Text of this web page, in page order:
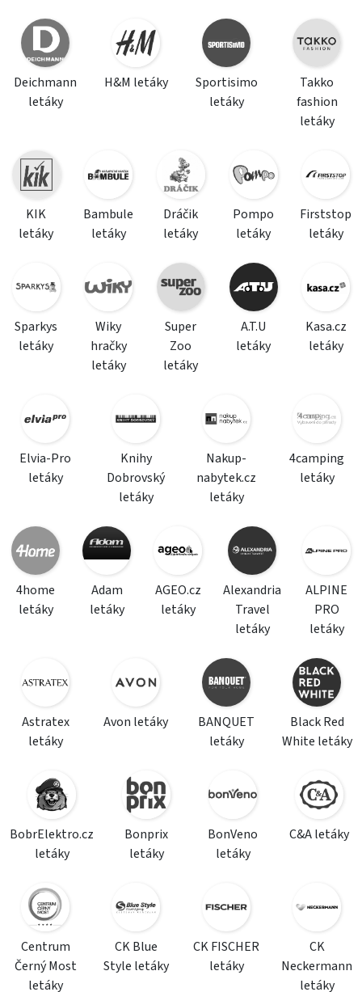
Deichmann
letáky
H&M letáky
Sportisimo
letáky
Takko
fashion
letáky
KIK
letáky
Bambule
letáky
Dráčik
letáky
Pompo
letáky
Firststop
letáky
Sparkys
letáky
Wiky
hračky
letáky
Super
Zoo
letáky
A.T.U
letáky
Kasa.cz
letáky
Elvia-Pro
letáky
Knihy
Dobrovský
letáky
Nakup-
nabytek.cz
letáky
4camping
letáky
4home
letáky
Adam
letáky
AGEO.cz
letáky
Alexandria
Travel
letáky
ALPINE
PRO
letáky
Astratex
letáky
Avon letáky
BANQUET
letáky
Black Red
White letáky
BobrElektro.cz
letáky
Bonprix
letáky
BonVeno
letáky
C&A letáky
Centrum
Černý Most
letáky
CK Blue
Style letáky
CK FISCHER
letáky
CK
Neckermann
letáky